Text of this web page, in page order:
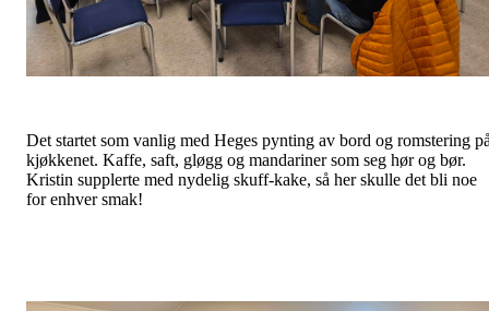
Det startet som vanlig med Heges pynting av bord og romstering
kjøkkenet. Kaffe, saft, gløgg og mandariner som seg hør og bør.
Kristin supplerte med nydelig skuff-kake, så her skulle det bli noe
for enhver smak!